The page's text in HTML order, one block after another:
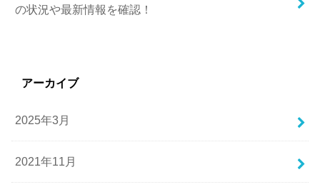
の状況や最新情報を確認！
アーカイブ
2025年3月
2021年11月